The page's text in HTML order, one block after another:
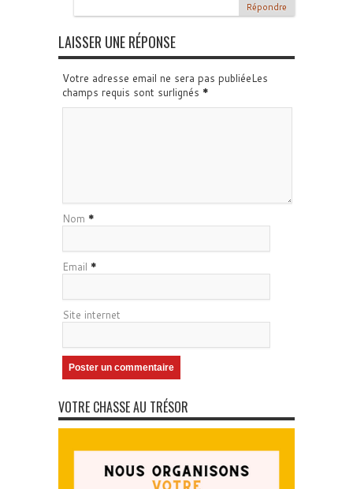
Répondre
LAISSER UNE RÉPONSE
Votre adresse email ne sera pas publiéeLes
champs requis sont surlignés *
Nom *
Email *
Site internet
VOTRE CHASSE AU TRÉSOR